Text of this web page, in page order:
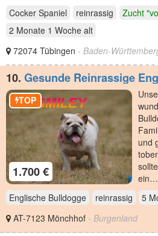
Cocker Spaniel
reinrassig
Zucht
2 Monate 1 Woche alt
72074 Tübingen - Baden-
10. Gesunde Reinrassige
Welpen
1.700 €
TOP
und
ein…
Englische Bulldogge
reinrassig 5
AT-7123 Mönchhof - Burgenland